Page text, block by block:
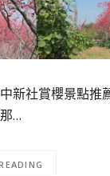
新社賞櫻景點推
…